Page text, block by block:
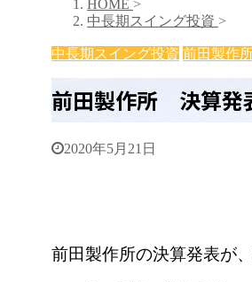
HOME >
中長期スイング投資 >
中長期スイング投資 前田製作
前田製作所 決算発
2020年5月21日
前田製作所の決算発表が